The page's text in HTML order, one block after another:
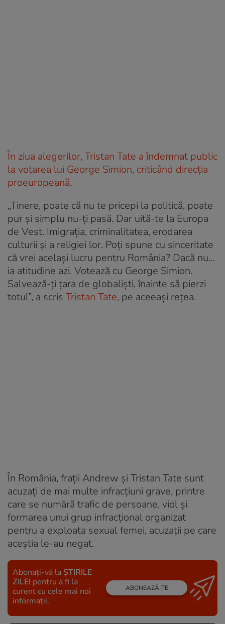
În ziua alegerilor, Tristan Tate a îndemnat public
la votarea lui George Simion, criticând direcția
proeuropeană.
„Tinere, poate că nu te pricepi la politică, poate
pur și simplu nu-ți pasă. Dar uită-te la Europa
de Vest. Imigrația, criminalitatea, erodarea
culturii și a religiei lor. Poți spune cu sinceritate
că vrei același lucru pentru România? Dacă nu…
ia atitudine azi. Votează cu George Simion.
Salvează-ți țara de globaliști, înainte să pierzi
totul”, a scris Tristan Tate, pe aceeași rețea.
În România, frații Andrew și Tristan Tate sunt
acuzați de mai multe infracțiuni grave, printre
care se numără trafic de persoane, viol şi
formarea unui grup infracțional organizat
pentru a exploata sexual femei, acuzaţii pe care
aceştia le-au negat.
Abonați-vă la ȘTIRILE
ZILEI pentru a fi la
curent cu cele mai noi
informații.
ABONEAZĂ-TE